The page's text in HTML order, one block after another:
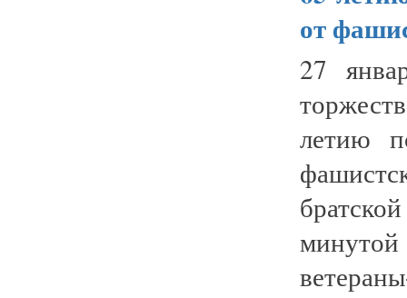
от
27
летию